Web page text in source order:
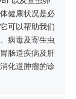
健康状况是必
可以帮助我们
病毒及寄生虫
肠道疾病及肝
化道肿瘤的诊